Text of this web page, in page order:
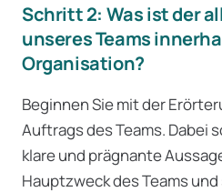
Schritt 2: Was ist der
unseres Teams
Organisation?
Beginnen Sie mit der
Auftrags des Teams. Dabei
klare und prägnante
Hauptzweck des Teams